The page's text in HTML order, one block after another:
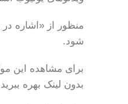
منظور از «اشاره در
شود.
بدون لینک بهره